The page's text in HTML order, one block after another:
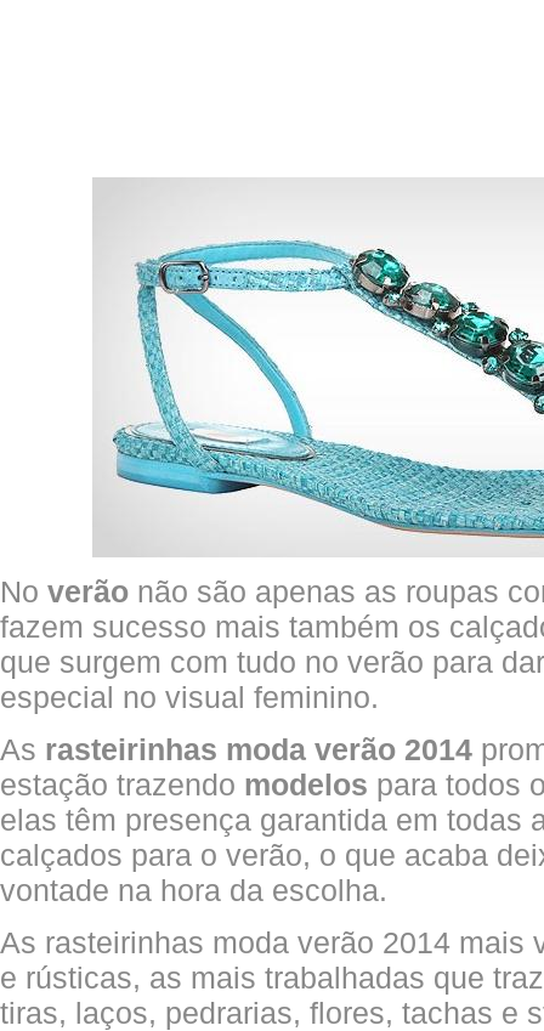
No verão não são apenas as roupas
fazem sucesso mais também os
que surgem com tudo no verão para
especial no visual feminino.
As rasteirinhas moda verão 2014
estação trazendo modelos para todos
elas têm presença garantida em todas
calçados para o verão, o que acaba
vontade na hora da escolha.
As rasteirinhas moda verão 2014 mais
e rústicas, as mais trabalhadas que
tiras, laços, pedrarias, flores, tachas e